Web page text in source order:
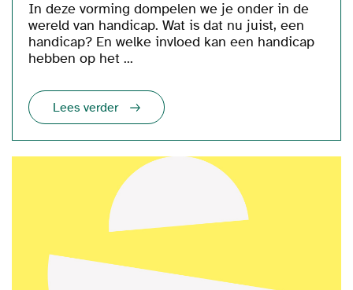
In deze vorming dompelen we je onder in de
wereld van handicap. Wat is dat nu juist, een
handicap? En welke invloed kan een handicap
hebben op het ...
Lees verder